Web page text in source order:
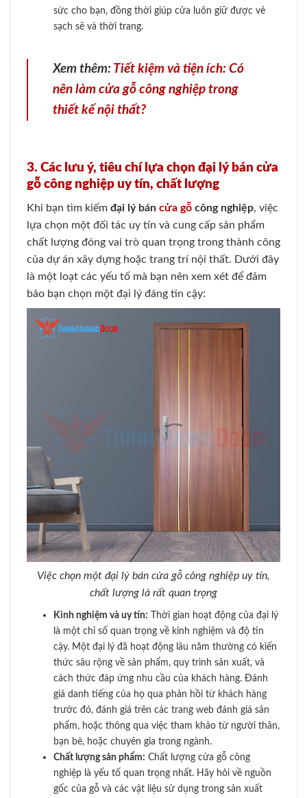
sức cho bạn, đồng thời giúp cửa luôn giữ được vẻ
sạch sẽ và thời trang.
Xem thêm: Tiết kiệm và tiện ích: Có
nên làm cửa gỗ công nghiệp trong
thiết kế nội thất?
3. Các lưu ý, tiêu chí lựa chọn đại lý bán cửa
gỗ công nghiệp uy tín, chất lượng
Khi bạn tìm kiếm đại lý bán cửa gỗ công nghiệp, việc
lựa chọn một đối tác uy tín và cung cấp sản phẩm
chất lượng đóng vai trò quan trọng trong thành công
của dự án xây dựng hoặc trang trí nội thất. Dưới đây
là một loạt các yếu tố mà bạn nên xem xét để đảm
bảo bạn chọn một đại lý đáng tin cậy:
Việc chọn một đại lý bán cửa gỗ công nghiệp uy tín,
chất lượng là rất quan trọng
Kinh nghiệm và uy tín: Thời gian hoạt động của đại lý
là một chỉ số quan trọng về kinh nghiệm và độ tin
cậy. Một đại lý đã hoạt động lâu năm thường có kiến
thức sâu rộng về sản phẩm, quy trình sản xuất, và
cách thức đáp ứng nhu cầu của khách hàng. Đánh
giá danh tiếng của họ qua phản hồi từ khách hàng
trước đó, đánh giá trên các trang web đánh giá sản
phẩm, hoặc thông qua việc tham khảo từ người thân,
bạn bè, hoặc chuyên gia trong ngành.
Chất lượng sản phẩm: Chất lượng cửa gỗ công
nghiệp là yếu tố quan trọng nhất. Hãy hỏi về nguồn
gốc của gỗ và các vật liệu sử dụng trong sản xuất